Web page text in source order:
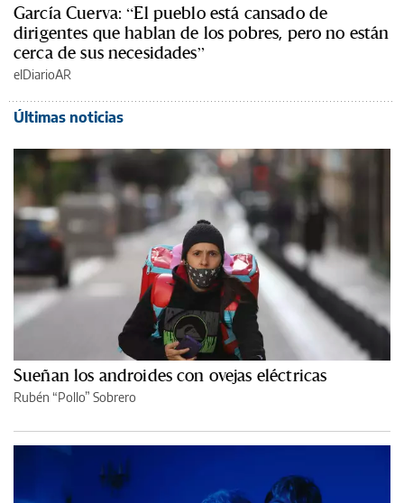
García Cuerva: “El pueblo está cansado de
dirigentes que hablan de los pobres, pero no están
cerca de sus necesidades”
elDiarioAR
Últimas noticias
Sueñan los androides con ovejas eléctricas
Rubén “Pollo” Sobrero